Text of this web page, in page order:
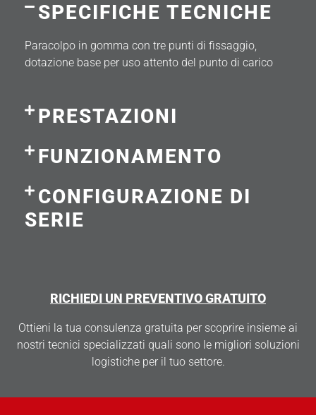
SPECIFICHE TECNICHE
Paracolpo in gomma con tre punti di fissaggio,
dotazione base per uso attento del punto di carico
PRESTAZIONI
FUNZIONAMENTO
CONFIGURAZIONE DI
SERIE
RICHIEDI UN PREVENTIVO GRATUITO
Ottieni la tua consulenza gratuita per scoprire insieme ai
nostri tecnici specializzati quali sono le migliori soluzioni
logistiche per il tuo settore.